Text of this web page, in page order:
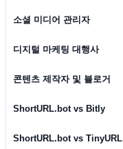
소셜 미디어 관리자
디지털 마케팅 대행사
콘텐츠 제작자 및 블로거
ShortURL.bot vs Bitly
ShortURL.bot vs TinyURL